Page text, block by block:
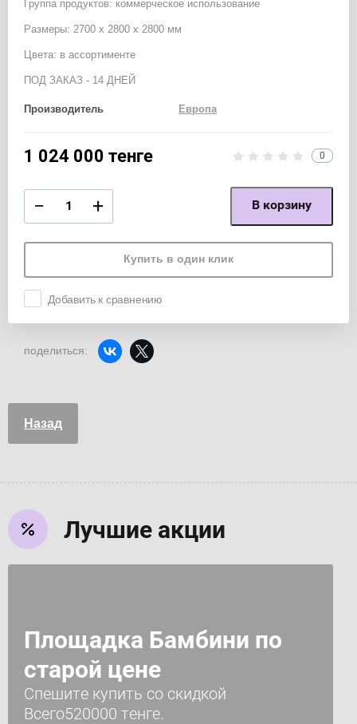
Группа продуктов: коммерческое использование
Размеры: 2700 x 2800 x 2800 мм
Цвета: в ассортименте
ПОД ЗАКАЗ - 14 ДНЕЙ
Производитель Европа
1 024 000 тенге 0
− + В корзину
Купить в один клик
Добавить к сравнению
поделиться:
Назад
Лучшие акции
Площадка Бамбини по
старой цене
Спешите купить со скидкой
Всего520000 тенге.